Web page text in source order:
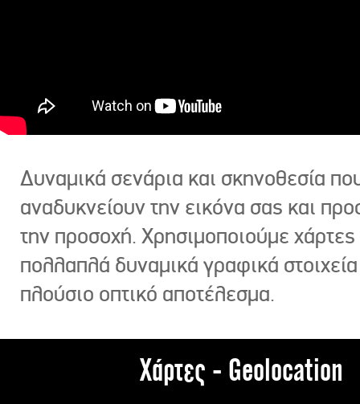
Δυναμικά σενάρια και σκηνοθεσία
αναδυκνείουν την εικόνα σας και
την προσοχή. Χρησιμοποιούμε χάρτες
πολλαπλά δυναμικά γραφικά στοιχεία
πλούσιο οπτικό αποτέλεσμα.
Χάρτες - Geolocation